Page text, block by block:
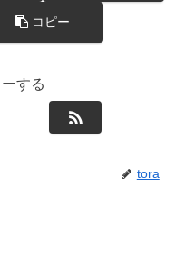
コピー
する
tora